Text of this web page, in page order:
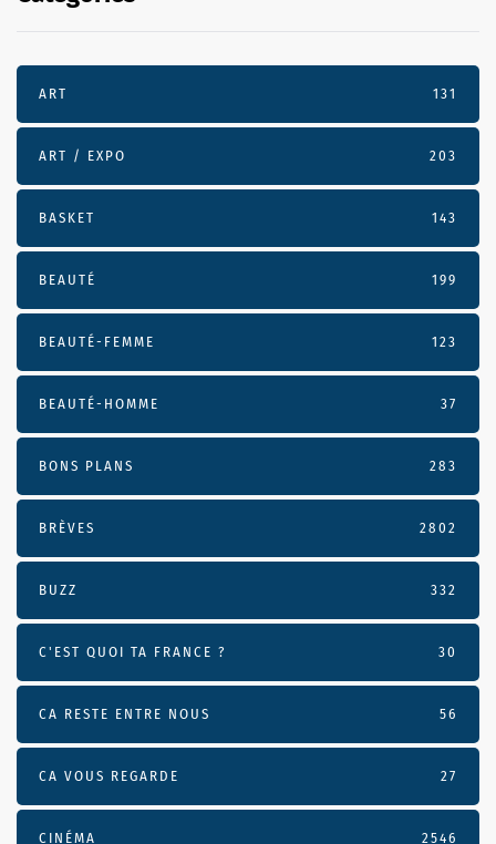
ART 131
ART / EXPO 203
BASKET 143
BEAUTÉ 199
BEAUTÉ-FEMME 123
BEAUTÉ-HOMME 37
BONS PLANS 283
BRÈVES 2802
BUZZ 332
C'EST QUOI TA FRANCE ? 30
CA RESTE ENTRE NOUS 56
CA VOUS REGARDE 27
CINÉMA 2546